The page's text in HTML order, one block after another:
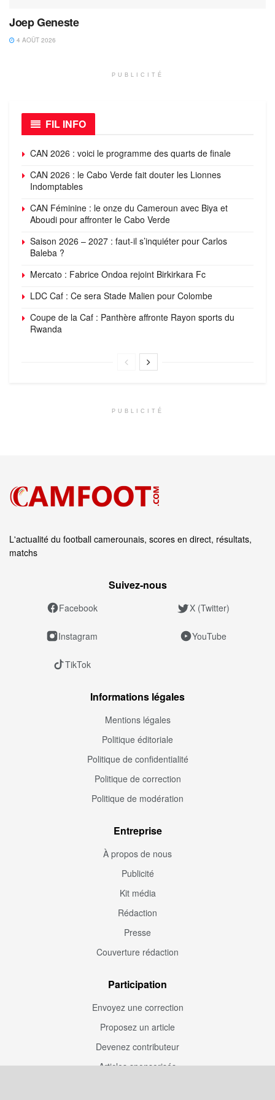
Joep Geneste
4 AOÛT 2026
PUBLICITÉ
FIL INFO
CAN 2026 : voici le programme des quarts de finale
CAN 2026 : le Cabo Verde fait douter les Lionnes
Indomptables
CAN Féminine : le onze du Cameroun avec Biya et
Aboudi pour affronter le Cabo Verde
Saison 2026 – 2027 : faut-il s’inquiéter pour Carlos
Baleba ?
Mercato : Fabrice Ondoa rejoint Birkirkara Fc
LDC Caf : Ce sera Stade Malien pour Colombe
Coupe de la Caf : Panthère affronte Rayon sports du
Rwanda
PUBLICITÉ
L'actualité du football camerounais, scores en direct, résultats,
matchs
Suivez‑nous
Facebook X (Twitter)
Instagram YouTube
TikTok
Informations légales
Mentions légales
Politique éditoriale
Politique de confidentialité
Politique de correction
Politique de modération
Entreprise
À propos de nous
Publicité
Kit média
Rédaction
Presse
Couverture rédaction
Participation
Envoyez une correction
Proposez un article
Devenez contributeur
Articles sponsorisés